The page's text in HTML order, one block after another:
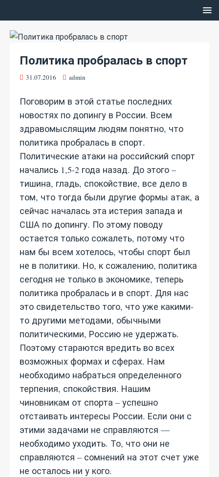
Политика пробралась в спорт
31.07.2016 admin
Поговорим в этой статье последних
новостях по допингу в России. Всем
здравомыслящим людям понятно, что
политика пробралась в спорт.
Политические атаки на российский спорт
начались 1,5-2 года назад. До этого –
тишина, гладь, спокойствие, все дело в
том, что тогда были другие формы атак, а
сейчас началась эта истерия запада и
США по допингу. По этому поводу
остается только сожалеть, потому что
нам бы всем хотелось, чтобы спорт был
не в политики. Но, к сожалению, политика
сегодня не только в экономике, теперь
политика пробралась и в спорт. Для нас
это свидетельство того, что уже какими-
то другими методами, обычными
политическими, Россию не удержать.
Поэтому стараются вредить во всех
возможных формах и сферах. Нам
необходимо набраться определенного
терпения, спокойствия. Нашим
чиновникам от спорта – успешно
отстаивать интересы России. Если они с
этими задачами не справляются —
необходимо уходить. То, что они не
справляются – сомнений на этот счет уже
не осталось ни у кого.